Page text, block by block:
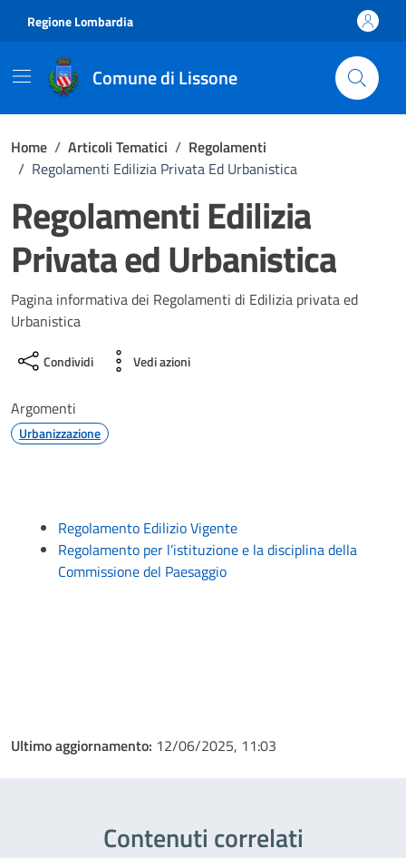
Regione Lombardia
Comune di Lissone
Home / Articoli Tematici / Regolamenti
/ Regolamenti Edilizia Privata Ed Urbanistica
Regolamenti Edilizia
Privata ed Urbanistica
Pagina informativa dei Regolamenti di Edilizia privata ed
Urbanistica
Condividi Vedi azioni
Argomenti
Urbanizzazione
Regolamento Edilizio Vigente
Regolamento per l’istituzione e la disciplina della
Commissione del Paesaggio
Ultimo aggiornamento: 12/06/2025, 11:03
Contenuti correlati